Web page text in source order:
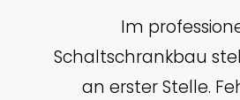
Im
Schaltschrankbau
an erster Stelle.